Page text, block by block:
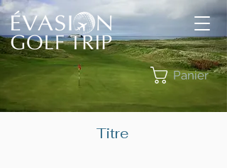
Panier
Titre